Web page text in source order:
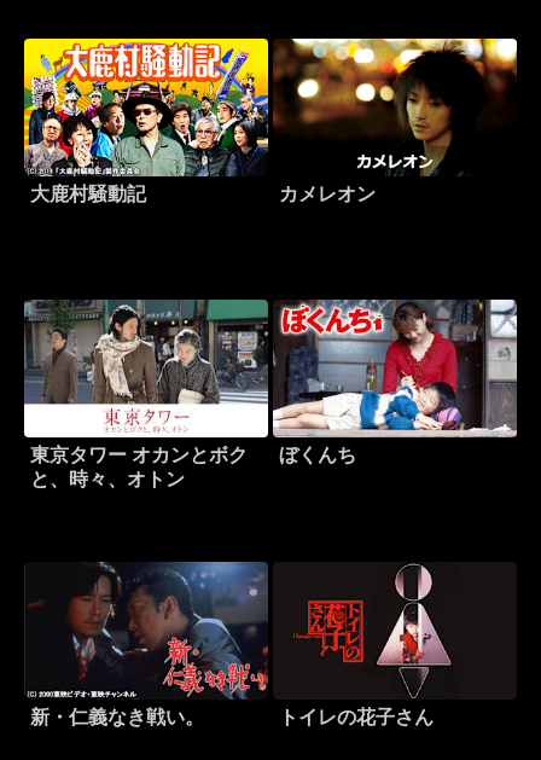
大鹿村騒動記 カメレオン
東京タワー オカンとボク
と、時々、オトン
ぼくんち
新・仁義なき戦い。 トイレの花子さん